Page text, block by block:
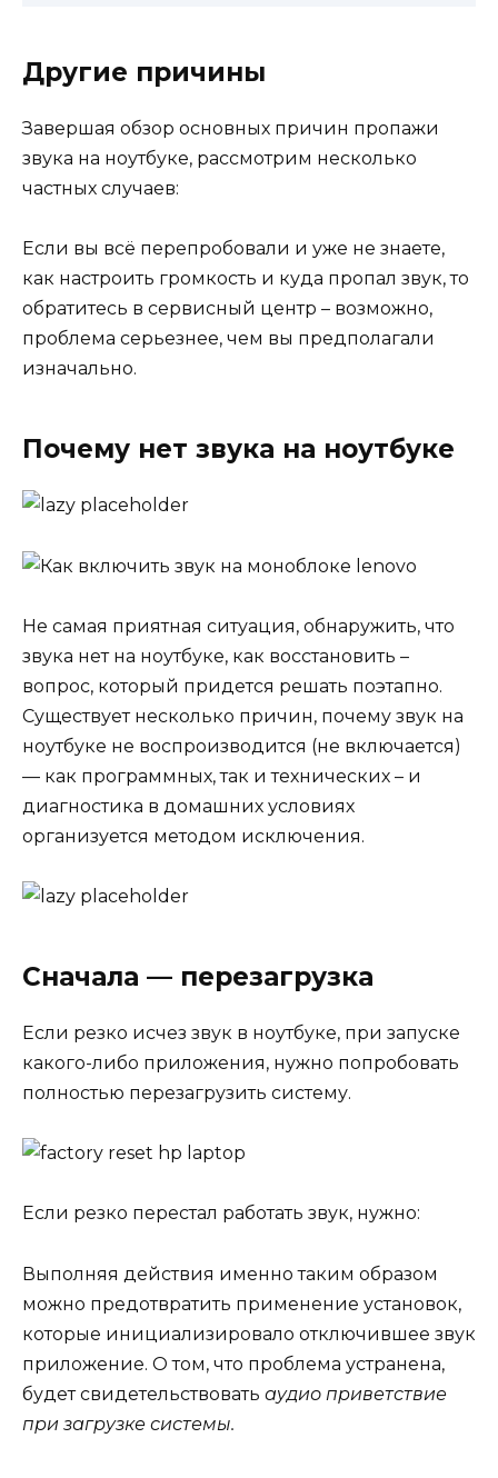
Другие причины
Завершая обзор основных причин пропажи
звука на ноутбуке, рассмотрим несколько
частных случаев:
Если вы всё перепробовали и уже не знаете,
как настроить громкость и куда пропал звук, то
обратитесь в сервисный центр – возможно,
проблема серьезнее, чем вы предполагали
изначально.
Почему нет звука на ноутбуке
Не самая приятная ситуация, обнаружить, что
звука нет на ноутбуке, как восстановить –
вопрос, который придется решать поэтапно.
Существует несколько причин, почему звук на
ноутбуке не воспроизводится (не включается)
— как программных, так и технических – и
диагностика в домашних условиях
организуется методом исключения.
Сначала — перезагрузка
Если резко исчез звук в ноутбуке, при запуске
какого-либо приложения, нужно попробовать
полностью перезагрузить систему.
Если резко перестал работать звук, нужно:
Выполняя действия именно таким образом
можно предотвратить применение установок,
которые инициализировало отключившее звук
приложение. О том, что проблема устранена,
будет свидетельствовать аудио приветствие
при загрузке системы.